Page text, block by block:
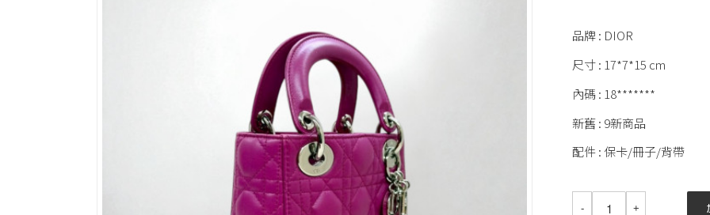
品牌 : DIOR
尺寸 : 17*7*15 cm
內碼 : 18*******
新舊 : 9新商品
配件 : 保卡/冊子/背帶